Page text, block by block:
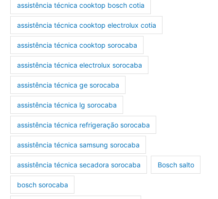
assistência técnica cooktop bosch cotia
assistência técnica cooktop electrolux cotia
assistência técnica cooktop sorocaba
assistência técnica electrolux sorocaba
assistência técnica ge sorocaba
assistência técnica lg sorocaba
assistência técnica refrigeração sorocaba
assistência técnica samsung sorocaba
assistência técnica secadora sorocaba Bosch salto
bosch sorocaba